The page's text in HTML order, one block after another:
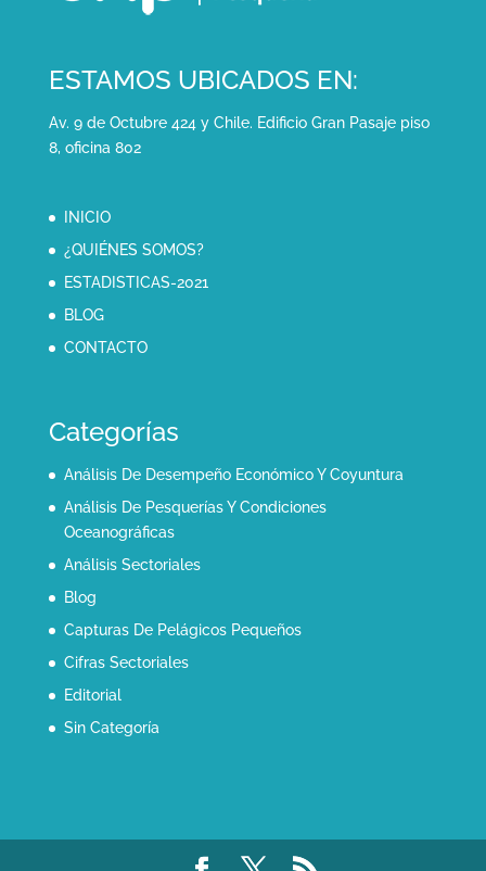
ESTAMOS UBICADOS EN:
Av. 9 de Octubre 424 y Chile. Edificio Gran Pasaje piso
8, oficina 802
INICIO
¿QUIÉNES SOMOS?
ESTADISTICAS-2021
BLOG
CONTACTO
Categorías
Análisis De Desempeño Económico Y Coyuntura
Análisis De Pesquerías Y Condiciones
Oceanográficas
Análisis Sectoriales
Blog
Capturas De Pelágicos Pequeños
Cifras Sectoriales
Editorial
Sin Categoría